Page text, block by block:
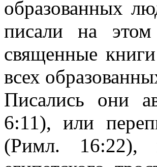
образованных
писали на этом
священные
всех
Писались они
6:11), или
(Римл. 16:22),